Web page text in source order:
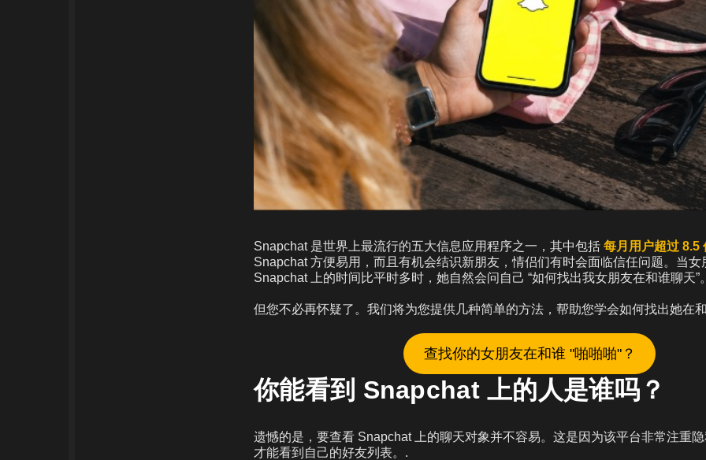
Snapchat 是世界上最流行的五大信息应用程序之一，其中包括 每月用户超过 8.5
Snapchat 方便易用，而且有机会结识新朋友，情侣们有时会面临信任问题。当女
Snapchat 上的时间比平时多时，她自然会问自己 “如何找出我女朋友在和谁聊天”
但您不必再怀疑了。我们将为您提供几种简单的方法，帮助您学会如何找出她在
查找你的女朋友在和谁 "啪啪啪"？
你能看到 Snapchat 上的人是谁吗？
遗憾的是，要查看 Snapchat 上的聊天对象并不容易。这是因为该平台非常注重
才能看到自己的好友列表。.